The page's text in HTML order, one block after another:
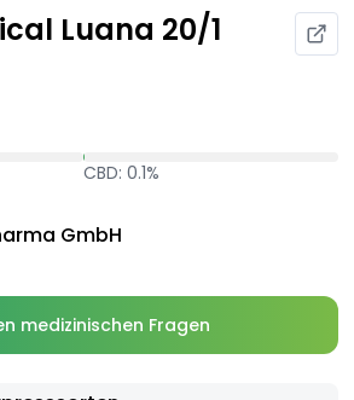
Luana 20/1
CBD: 0.1%
GmbH
medizinischen Fragen